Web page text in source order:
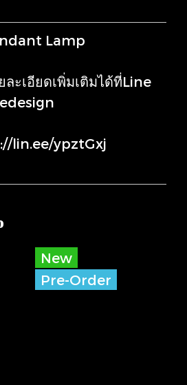
Lamp
ะเอียดเพิ่มเติมได้ที่Line
lin.ee/ypztGxj
New
Pre-Order